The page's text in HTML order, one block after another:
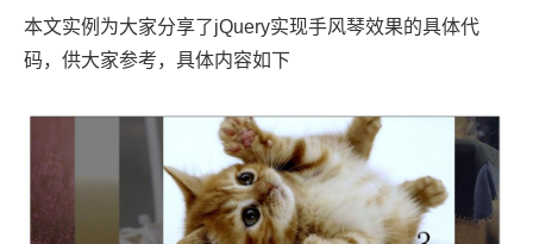
本文实例为大家分享了jQuery实现手风琴效果的具体代
码，供大家参考，具体内容如下